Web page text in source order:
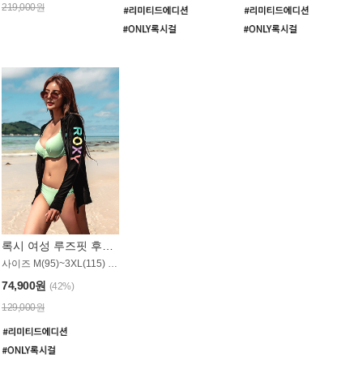
219,000원
록시 여성 루즈핏 후드 래쉬가드 WT900BRX
사이즈 M(95)~3XL(115) / 롱기장 타입
74,900원 (42%)
129,000원